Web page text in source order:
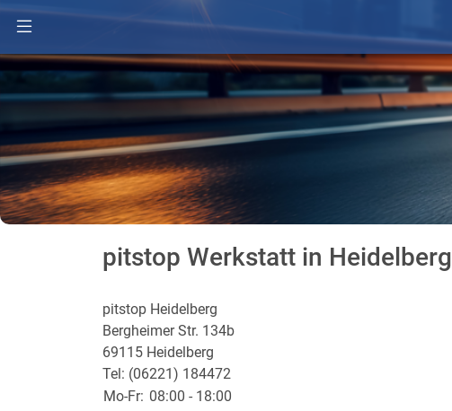
pitstop Werkstatt in Heidelberg
pitstop Heidelberg
Bergheimer Str. 134b
69115 Heidelberg
Tel: (06221) 184472
Mo-Fr: 08:00 - 18:00